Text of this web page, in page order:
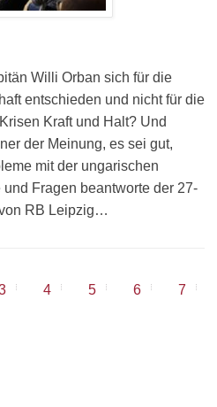
Willi Orban sich für die
entschieden und nicht für die
Kraft und Halt? Und
der Meinung, es sei gut,
mit der ungarischen
Fragen beantworte der 27-
RB Leipzig…
4 5 6 7